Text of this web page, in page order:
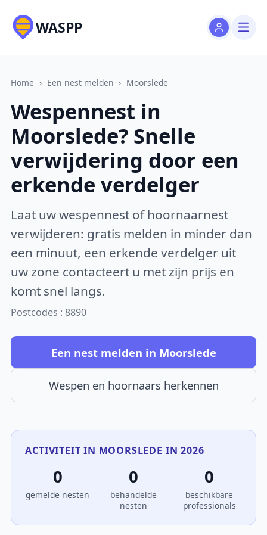
WASPP
Home › Een nest melden › Moorslede
Wespennest in
Moorslede? Snelle
verwijdering door een
erkende verdelger
Laat uw wespennest of hoornaarnest
verwijderen: gratis melden in minder dan
een minuut, een erkende verdelger uit
uw zone contacteert u met zijn prijs en
komt snel langs.
Postcodes : 8890
Een nest melden in Moorslede
Wespen en hoornaars herkennen
ACTIVITEIT IN MOORSLEDE IN 2026
0
gemelde nesten
0
behandelde
nesten
0
beschikbare
professionals